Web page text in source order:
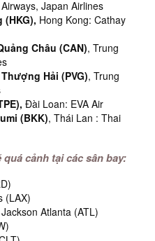
Japan Airlines
(HKG), Hong Kong: Cathay
Châu (CAN), Trung
Hải (PVG), Trung
Đài Loan: EVA Air
(BKK), Thái Lan : Thai
cảnh tại các sân bay:
(LAX)
Atlanta (ATL)